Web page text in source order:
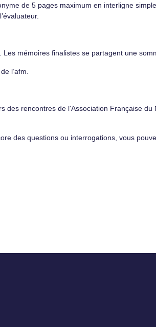
de 5 pages maximum en interligne
mémoires finalistes se partagent une
l’afm.
des rencontres de l'Association Française du
des questions ou interrogations, vous